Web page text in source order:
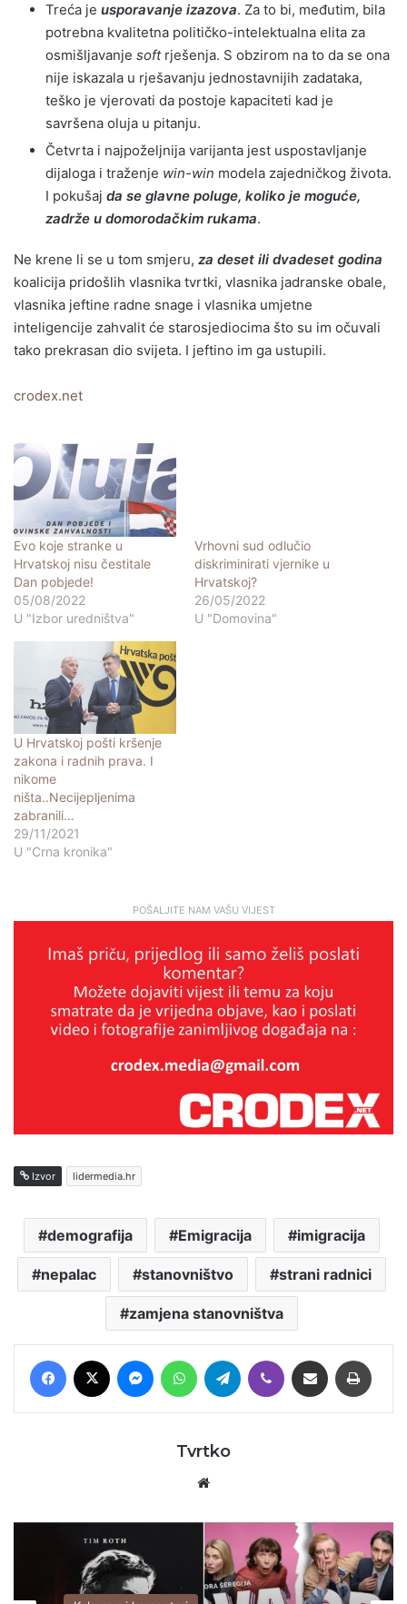
Treća je usporavanje izazova. Za to bi, međutim, bila
potrebna kvalitetna političko-intelektualna elita za
osmišljavanje soft rješenja. S obzirom na to da se ona
nije iskazala u rješavanju jednostavnijih zadataka,
teško je vjerovati da postoje kapaciteti kad je
savršena oluja u pitanju.
Četvrta i najpoželjnija varijanta jest uspostavljanje
dijaloga i traženje win-win modela zajedničkog života.
I pokušaj da se glavne poluge, koliko je moguće,
zadrže u domorodačkim rukama.
Ne krene li se u tom smjeru, za deset ili dvadeset godina
koalicija pridošlih vlasnika tvrtki, vlasnika jadranske obale,
vlasnika jeftine radne snage i vlasnika umjetne
inteligencije zahvalit će starosjediocima što su im očuvali
tako prekrasan dio svijeta. I jeftino im ga ustupili.
crodex.net
Evo koje stranke u
Hrvatskoj nisu čestitale
Dan pobjede!
05/08/2022
U "Izbor uredništva"
Vrhovni sud odlučio
diskriminirati vjernike u
Hrvatskoj?
26/05/2022
U "Domovina"
U Hrvatskoj pošti kršenje
zakona i radnih prava. I
nikome
ništa..Necijepljenima
zabranili…
29/11/2021
U "Crna kronika"
POŠALJITE NAM VAŠU VIJEST
Izvor lidermedia.hr
demografija Emigracija imigracija
nepalac stanovništvo strani radnici
zamjena stanovništva
Facebook MessengerWhatsAppTelegram Viber Podijeli putem E-maila
Tvrtko